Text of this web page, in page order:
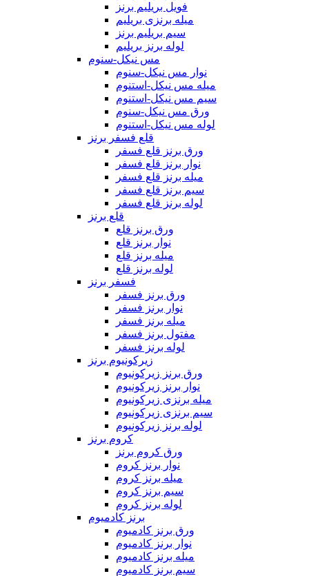
فویل بریلیم برنز
میله برنزی بریلیم
سیم بریلیم برنز
لوله برنز بریلیم
مس نیکل-سنوم
نوار مس نیکل-سنوم
میله مس نیکل-استنوم
سیم مس نیکل-استنوم
ورق مس نیکل-سنوم
لوله مس نیکل-استنوم
قلع فسفر برنز
ورق برنز قلع فسفر
نوار برنز قلع فسفر
میله برنز قلع فسفر
سیم برنز قلع فسفر
لوله برنز قلع فسفر
قلع برنز
ورق برنز قلع
نوار برنز قلع
میله برنز قلع
لوله برنز قلع
فسفر برنز
ورق برنز فسفر
نوار برنز فسفر
میله برنز فسفر
مفتول برنز فسفر
لوله برنز فسفر
زیرکونیوم برنز
ورق برنز زیرکونیوم
نوار برنز زیرکونیوم
میله برنزی زیرکونیوم
سیم برنزی زیرکونیوم
لوله برنز زیرکونیوم
کروم برنز
ورق کروم برنز
نوار برنز کروم
میله برنز کروم
سیم برنز کروم
لوله برنز کروم
برنز کادمیوم
ورق برنز کادمیوم
نوار برنز کادمیوم
میله برنز کادمیوم
سیم برنز کادمیوم